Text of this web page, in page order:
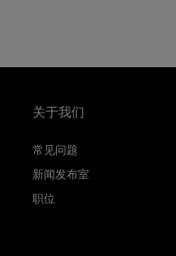
关于我们
常见问题
新闻发布室
职位